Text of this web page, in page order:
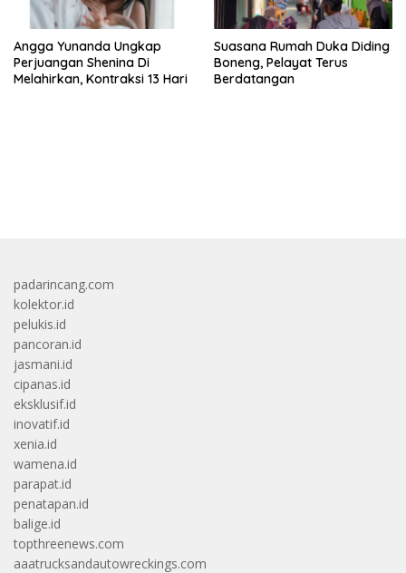
Angga Yunanda Ungkap
Perjuangan Shenina Di
Melahirkan, Kontraksi 13 Hari
Suasana Rumah Duka Diding
Boneng, Pelayat Terus
Berdatangan
padarincang.com
kolektor.id
pelukis.id
pancoran.id
jasmani.id
cipanas.id
eksklusif.id
inovatif.id
xenia.id
wamena.id
parapat.id
penatapan.id
balige.id
topthreenews.com
aaatrucksandautowreckings.com